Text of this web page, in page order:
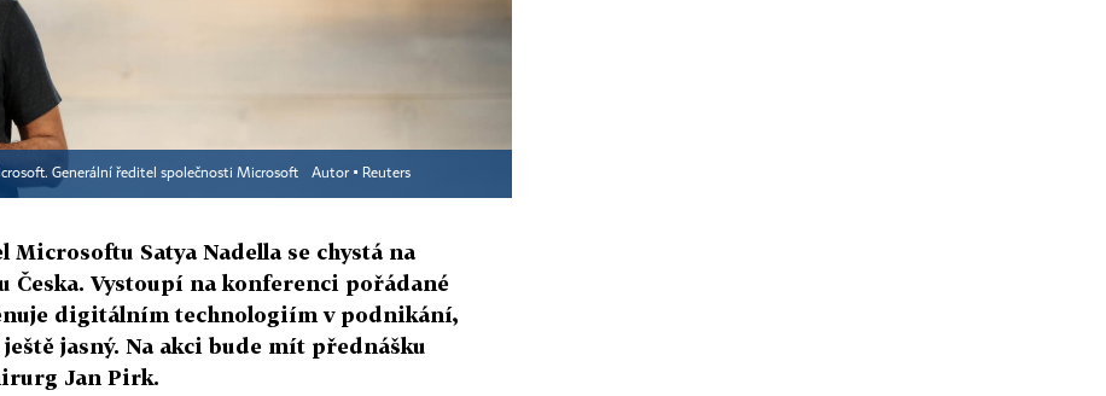
Generální ředitel společnosti Microsoft Autor ▪ Reuters
Microsoftu Satya Nadella se chystá na
Česka. Vystoupí na konferenci pořádané
digitálním technologiím v podnikání,
jasný. Na akci bude mít přednášku
Jan Pirk.